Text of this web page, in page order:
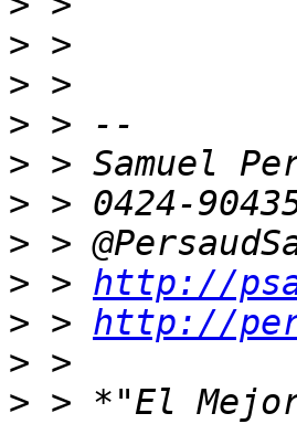
>
>
>
>
>
>
> > http://
> > http://
>
> > *"El